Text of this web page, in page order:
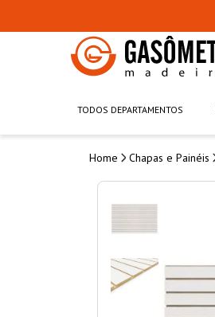
TODOS DEPARTAMENTOS
Chapas e Painéis